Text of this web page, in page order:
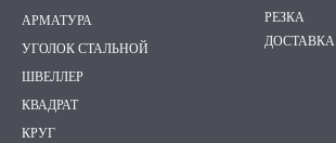
АРМАТУРА
УГОЛОК СТАЛЬНОЙ
ШВЕЛЛЕР
КВАДРАТ
КРУГ
РЕЗКА
ДОСТАВКА